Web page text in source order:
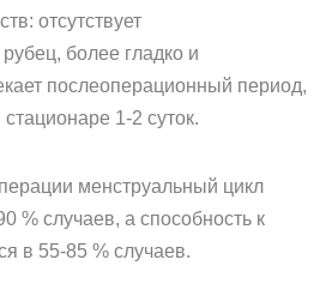
отсутствует
более гладко и
послеоперационный период,
1-2 суток.
менструальный цикл
% случаев, а способность к
в 55-85 % случаев.